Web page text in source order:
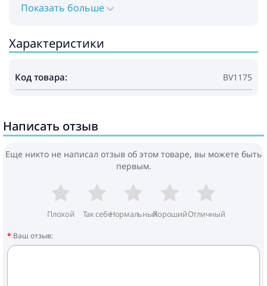
Показать больше
Характеристики
Код товара: BV1175
Написать отзыв
Еще никто не написал отзыв об этом товаре, вы можете быть
первым.
Плохой Так себеНормальныйХорошийОтличный
Ваш отзыв: